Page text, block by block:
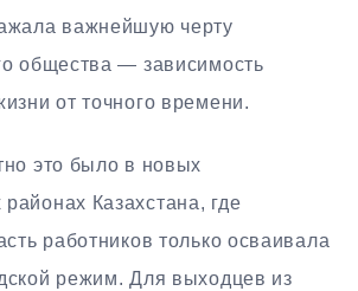
важнейшую черту
общества — зависимость
от точного времени.
это было в новых
Казахстана, где
работников только осваивала
режим. Для выходцев из